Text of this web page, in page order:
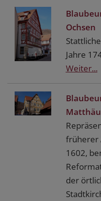
Ochsen
Jahre
Weiter...
früherer
1602,
der